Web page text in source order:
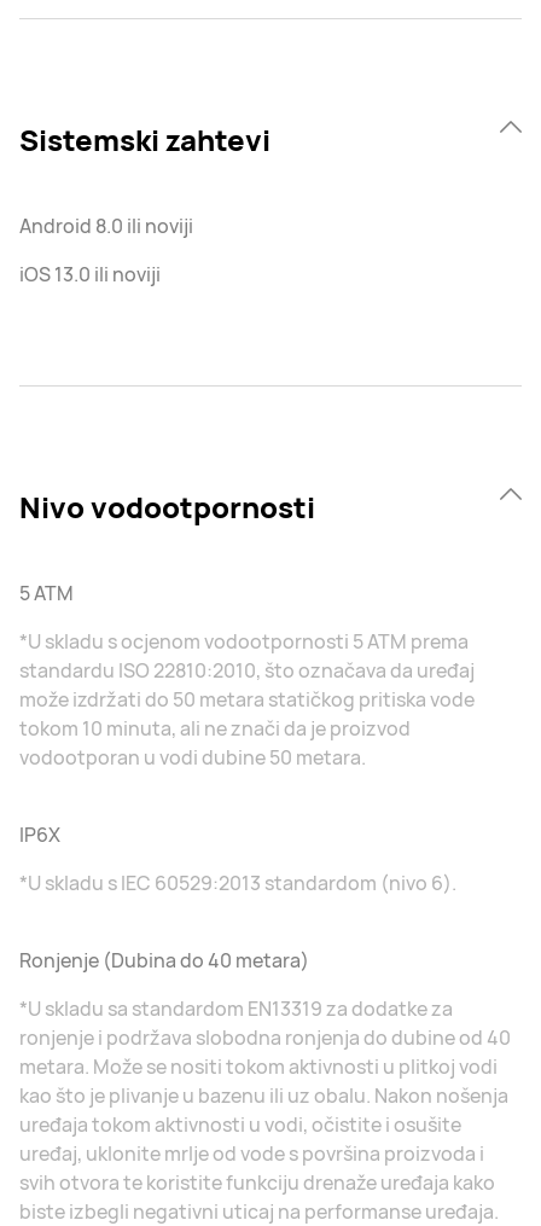
Sistemski zahtevi
Android 8.0 ili noviji
iOS 13.0 ili noviji
Nivo vodootpornosti
5 ATM
*U skladu s ocjenom vodootpornosti 5 ATM prema
standardu ISO 22810:2010, što označava da uređaj
može izdržati do 50 metara statičkog pritiska vode
tokom 10 minuta, ali ne znači da je proizvod
vodootporan u vodi dubine 50 metara.
IP6X
*U skladu s IEC 60529:2013 standardom (nivo 6).
Ronjenje (Dubina do 40 metara)
*U skladu sa standardom EN13319 za dodatke za
ronjenje i podržava slobodna ronjenja do dubine od 40
metara. Može se nositi tokom aktivnosti u plitkoj vodi
kao što je plivanje u bazenu ili uz obalu. Nakon nošenja
uređaja tokom aktivnosti u vodi, očistite i osušite
uređaj, uklonite mrlje od vode s površina proizvoda i
svih otvora te koristite funkciju drenaže uređaja kako
biste izbegli negativni uticaj na performanse uređaja.